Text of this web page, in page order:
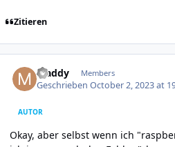
Zitieren
Maddy Members
GeschriebenOctober 2, 2023 at
AUTOR
Okay, aber selbst wenn ich